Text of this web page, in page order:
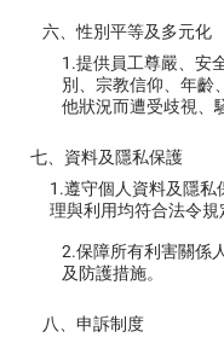
六、性別平等及多元化
1.提供員工尊嚴、安
別、宗教信仰、年齡
他狀況而遭受歧視、
七、資料及隱私保護
1.遵守個人資料及隱私
理與利用均符合法令規
2.保障所有利害關係
及防護措施。
八、申訴制度